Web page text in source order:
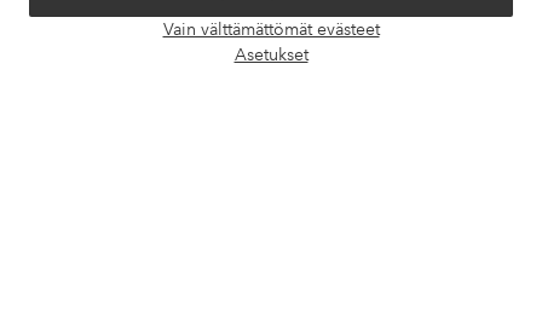
Vain välttämättömät evästeet
Asetukset